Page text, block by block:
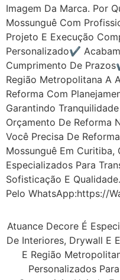
Imagem Da Marca. Por
Mossunguê Com
Projeto E Execução
Personalizado✔️
Cumprimento De
Região Metropolitana A
Reforma Com
Garantindo
Orçamento De Reforma
Você Precisa De
Mossunguê Em
Especializados Para
Sofisticação E
Pelo WhatsApp:https://
Atuance Decore É
De Interiores, Drywall E
E Região
Personalizados